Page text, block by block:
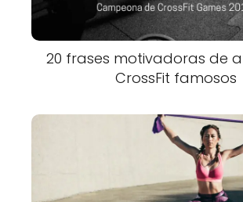
20 frases motivadoras de
CrossFit famosos